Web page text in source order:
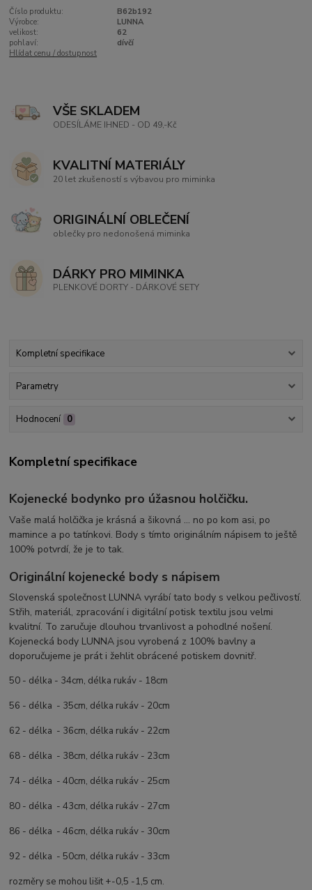
Číslo produktu:
B62b192
Výrobce:
LUNNA
velikost:
62
pohlaví:
dívčí
Hlídat cenu / dostupnost
VŠE SKLADEM
ODESÍLÁME IHNED - OD 49,-Kč
KVALITNÍ MATERIÁLY
20 let zkušeností s výbavou pro miminka
ORIGINÁLNÍ OBLEČENÍ
oblečky pro nedonošená miminka
DÁRKY PRO MIMINKA
PLENKOVÉ DORTY - DÁRKOVÉ SETY
Kompletní specifikace
Parametry
Hodnocení 0
Kompletní specifikace
Kojenecké bodynko pro úžasnou holčičku.
Vaše malá holčička je krásná a šikovná ... no po kom asi, po
mamince a po tatínkovi. Body s tímto originálním nápisem to ještě
100% potvrdí, že je to tak.
Originální kojenecké body s nápisem
Slovenská společnost LUNNA vyrábí tato body s velkou pečlivostí.
Střih, materiál, zpracování i digitální potisk textilu jsou velmi
kvalitní. To zaručuje dlouhou trvanlivost a pohodlné nošení.
Kojenecká body LUNNA jsou vyrobená z 100% bavlny a
doporučujeme je prát i žehlit obrácené potiskem dovnitř.
50 - délka - 34cm, délka rukáv - 18cm
56 - délka - 35cm, délka rukáv - 20cm
62 - délka - 36cm, délka rukáv - 22cm
68 - délka - 38cm, délka rukáv - 23cm
74 - délka - 40cm, délka rukáv - 25cm
80 - délka - 43cm, délka rukáv - 27cm
86 - délka - 46cm, délka rukáv - 30cm
92 - délka - 50cm, délka rukáv - 33cm
rozměry se mohou lišit +-0,5 -1,5 cm.